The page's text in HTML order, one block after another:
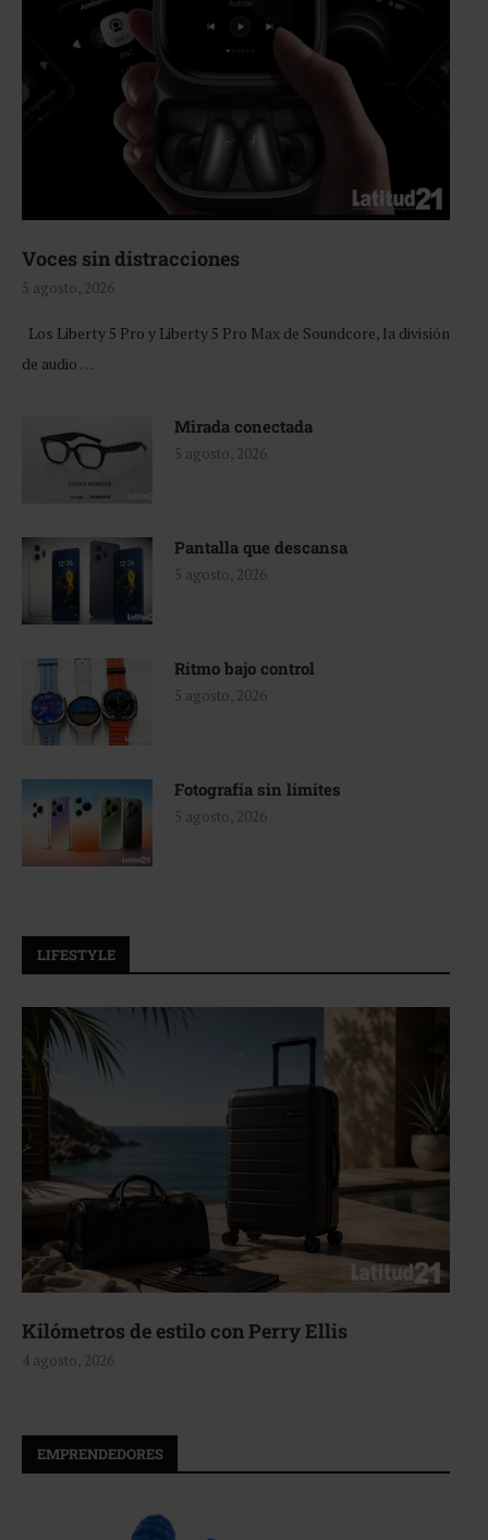
Voces sin distracciones
5 agosto, 2026
Los Liberty 5 Pro y Liberty 5 Pro Max de Soundcore, la división
de audio …
Mirada conectada
5 agosto, 2026
Pantalla que descansa
5 agosto, 2026
Ritmo bajo control
5 agosto, 2026
Fotografía sin límites
5 agosto, 2026
LIFESTYLE
Kilómetros de estilo con Perry Ellis
4 agosto, 2026
EMPRENDEDORES